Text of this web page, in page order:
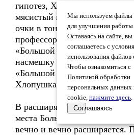
гипотез, Хойл и сам выглядел
мясистый нос — сразу видно,
очки в тонкой оправе —
профессор... Он же придумал
«Большой Взрыв» — брошено
насмешку («Big Bang»
«Большой Хлопок», или
Хлопушка»), но всем
В расширяющейся
места Большому Взрыву —
вечно и вечно расширяется.
Мы используем файлы
для улучшения работы
Оставаясь на сайте, вы
соглашаетесь с
использования файлов
Чтобы ознакомиться с
Политикой обработки
персональных данных
cookie, нажмите здесь.
Соглашаюсь